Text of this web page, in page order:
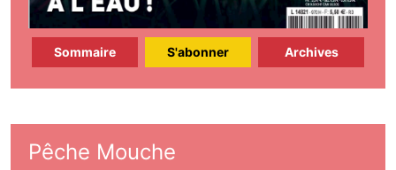
Sommaire S'abonner Archives
Pêche Mouche